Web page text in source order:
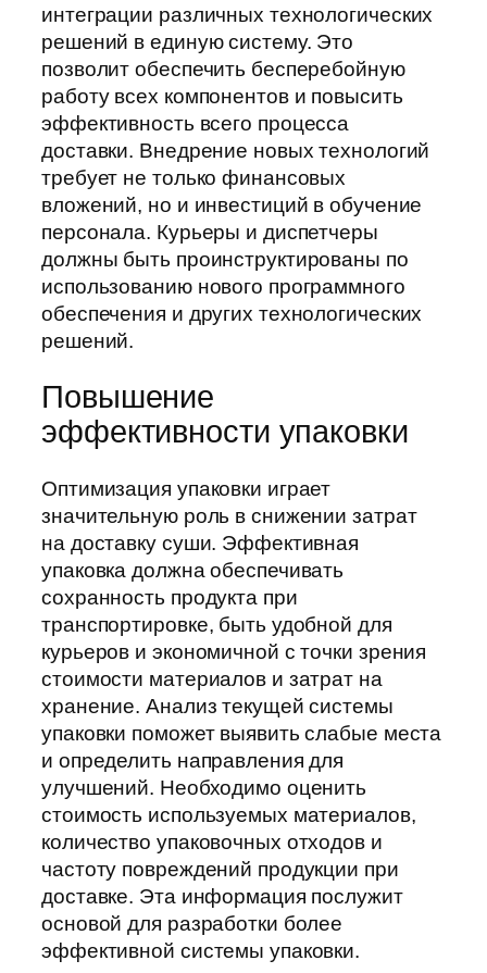
интеграции различных технологических
решений в единую систему. Это
позволит обеспечить бесперебойную
работу всех компонентов и повысить
эффективность всего процесса
доставки. Внедрение новых технологий
требует не только финансовых
вложений, но и инвестиций в обучение
персонала. Курьеры и диспетчеры
должны быть проинструктированы по
использованию нового программного
обеспечения и других технологических
решений.
Повышение
эффективности упаковки
Оптимизация упаковки играет
значительную роль в снижении затрат
на доставку суши. Эффективная
упаковка должна обеспечивать
сохранность продукта при
транспортировке, быть удобной для
курьеров и экономичной с точки зрения
стоимости материалов и затрат на
хранение. Анализ текущей системы
упаковки поможет выявить слабые места
и определить направления для
улучшений. Необходимо оценить
стоимость используемых материалов,
количество упаковочных отходов и
частоту повреждений продукции при
доставке. Эта информация послужит
основой для разработки более
эффективной системы упаковки.